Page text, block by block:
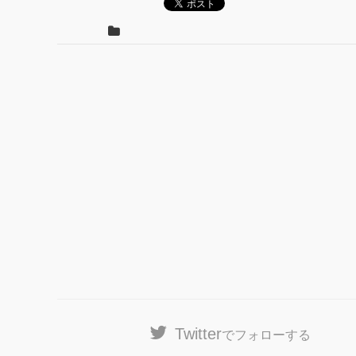
Twitterでフォローする